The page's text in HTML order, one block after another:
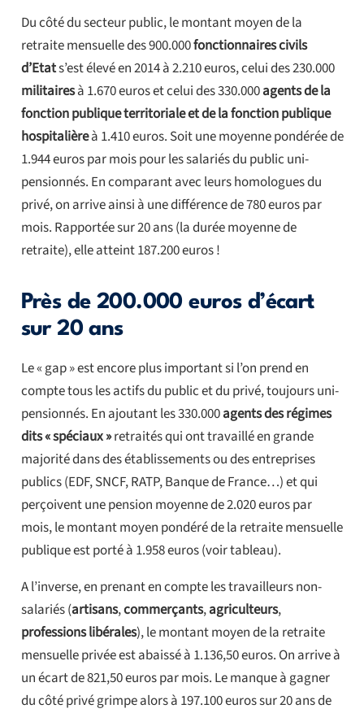
Du côté du secteur public, le montant moyen de la
retraite mensuelle des 900.000fonctionnaires civils
d’Etats’est élevé en 2014 à 2.210 euros, celui des 230.000
militairesà 1.670 euros et celui des 330.000agents de la
fonction publique territoriale et de la fonction publique
hospitalièreà 1.410 euros. Soit une moyenne pondérée de
1.944 euros par mois pour les salariés du public uni-
pensionnés. En comparant avec leurs homologues du
privé, on arrive ainsi à une différence de 780 euros par
mois. Rapportée sur 20 ans (la durée moyenne de
retraite), elle atteint 187.200 euros !
Près de 200.000 euros d’écart
sur 20 ans
Le « gap » est encore plus important si l’on prend en
compte tous les actifs du public et du privé, toujours uni-
pensionnés. En ajoutant les 330.000agents des régimes
dits « spéciaux »retraités qui ont travaillé en grande
majorité dans des établissements ou des entreprises
publics (EDF, SNCF, RATP, Banque de France…) et qui
perçoivent une pension moyenne de 2.020 euros par
mois, le montant moyen pondéré de la retraite mensuelle
publique est porté à 1.958 euros (voir tableau).
A l’inverse, en prenant en compte les travailleurs non-
salariés (artisans,commerçants,agriculteurs,
professions libérales), le montant moyen de la retraite
mensuelle privée est abaissé à 1.136,50 euros. On arrive à
un écart de 821,50 euros par mois. Le manque à gagner
du côté privé grimpe alors à 197.100 euros sur 20 ans de